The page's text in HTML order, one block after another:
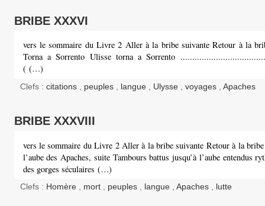
BRIBE XXXVI
vers le sommaire du Livre 2 Aller à la bribe suivante Retour à la
Torna a Sorrento Ulisse torna a Sorrento
( (…)
Clefs : citations peuples langue Ulysse voyages Apaches
BRIBE XXXVIII
vers le sommaire du Livre 2 Aller à la bribe suivante Retour à la bribe
l’aube des Apaches, suite Tambours battus jusqu’à l’aube entendus
des gorges séculaires (…)
Clefs : Homère , mort , peuples , langue , Apaches , lutte